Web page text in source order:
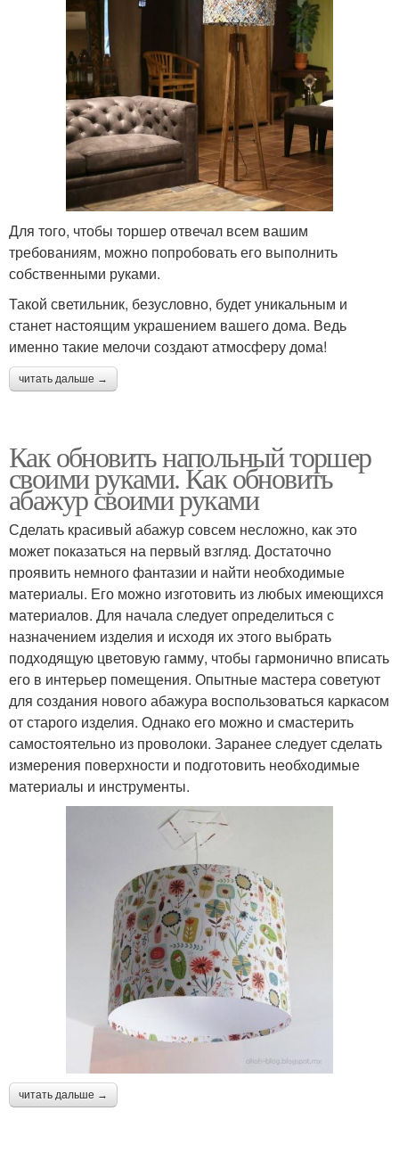
Для того, чтобы торшер отвечал всем вашим
требованиям, можно попробовать его выполнить
собственными руками.
Такой светильник, безусловно, будет уникальным и
станет настоящим украшением вашего дома. Ведь
именно такие мелочи создают атмосферу дома!
читать дальше →
Как обновить напольный торшер
своими руками. Как обновить
абажур своими руками
Сделать красивый абажур совсем несложно, как это
может показаться на первый взгляд. Достаточно
проявить немного фантазии и найти необходимые
материалы. Его можно изготовить из любых имеющихся
материалов. Для начала следует определиться с
назначением изделия и исходя их этого выбрать
подходящую цветовую гамму, чтобы гармонично вписать
его в интерьер помещения. Опытные мастера советуют
для создания нового абажура воспользоваться каркасом
от старого изделия. Однако его можно и смастерить
самостоятельно из проволоки. Заранее следует сделать
измерения поверхности и подготовить необходимые
материалы и инструменты.
читать дальше →